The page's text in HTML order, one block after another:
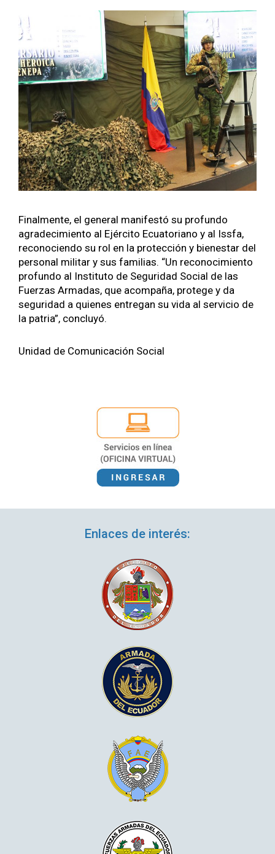
Final­mente, el gen­er­al man­i­festó su pro­fun­do
agradec­imien­to al Ejérci­to Ecu­a­to­ri­ano y al Iss­fa,
recono­cien­do su rol en la pro­tec­ción y bien­es­tar del
per­son­al mil­i­tar y sus famil­ias. “Un reconocimien­to
pro­fun­do al Insti­tu­to de Seguri­dad Social de las
Fuerzas Armadas, que acom­paña, pro­tege y da
seguri­dad a quienes entre­gan su vida al ser­vi­cio de
la patria”, con­cluyó.
Unidad de Comu­ni­cación Social
Enlaces de interés: